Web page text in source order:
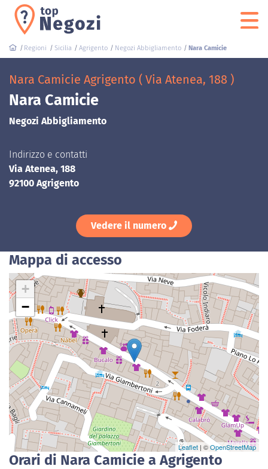
Regioni Sicilia Agrigento Negozi Abbigliamento Nara Camicie
Nara Camicie Agrigento ( Via Atenea, 188 )
Nara Camicie
Negozi Abbigliamento
Indirizzo e contatti
Via Atenea, 188
92100 Agrigento
Vedere il numero
Mappa di accesso
+
−
Leaflet | ©OpenStreetMap
Orari di Nara Camicie a Agrigento